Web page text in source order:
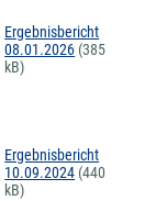
Ergebnisbericht
08.01.2026 (385
kB)
Ergebnisbericht
10.09.2024 (440
kB)